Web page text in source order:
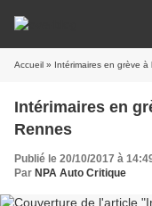
Accueil » Intérimaires en grève
Intérimaires en grève à
Rennes
Publié le 20/10/2017 à
Par NPA Auto Critique